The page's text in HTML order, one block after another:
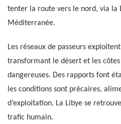
tenter la route vers le nord, via la
Méditerranée.
Les réseaux de passeurs
transformant le désert et les
dangereuses. Des rapports font
les conditions sont précaires,
d’exploitation. La Libye se
trafic humain.